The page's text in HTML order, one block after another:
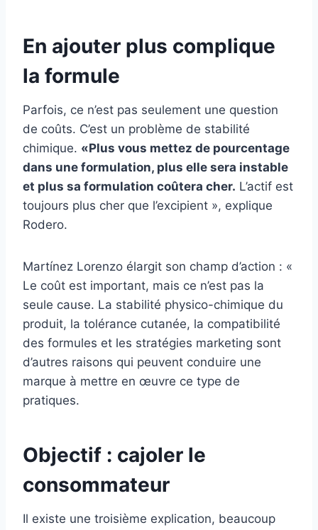
En ajouter plus complique
la formule
Parfois, ce n’est pas seulement une question
de coûts. C’est un problème de stabilité
chimique. «Plus vous mettez de pourcentage
dans une formulation, plus elle sera instable
et plus sa formulation coûtera cher. L’actif est
toujours plus cher que l’excipient », explique
Rodero.
Martínez Lorenzo élargit son champ d’action : «
Le coût est important, mais ce n’est pas la
seule cause. La stabilité physico-chimique du
produit, la tolérance cutanée, la compatibilité
des formules et les stratégies marketing sont
d’autres raisons qui peuvent conduire une
marque à mettre en œuvre ce type de
pratiques.
Objectif : cajoler le
consommateur
Il existe une troisième explication, beaucoup